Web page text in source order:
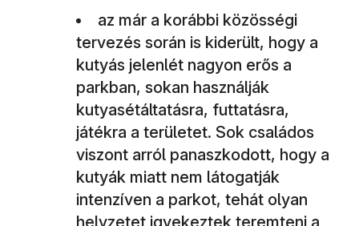
az már a korábbi közösségi
tervezés során is kiderült, hogy a
kutyás jelenlét nagyon erős a
parkban, sokan használják
kutyasétáltatásra, futtatásra,
játékra a területet. Sok családos
viszont arról panaszkodott, hogy a
kutyák miatt nem látogatják
intenzíven a parkot, tehát olyan
helyzetet igyekeztek teremteni a